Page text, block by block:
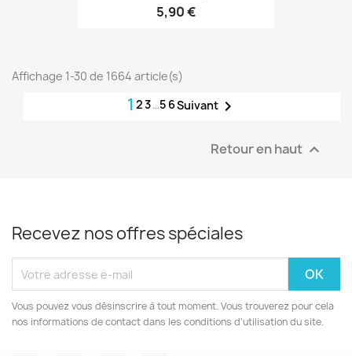
5,90 €
Affichage 1-30 de 1664 article(s)
1 23…56Suivant
Retour en haut 
Recevez nos offres spéciales
Vous pouvez vous désinscrire à tout moment. Vous trouverez pour cela
nos informations de contact dans les conditions d'utilisation du site.